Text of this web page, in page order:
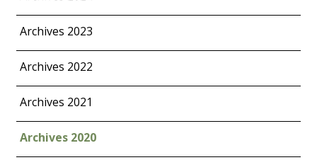
Archives 2023
Archives 2022
Archives 2021
Archives 2020